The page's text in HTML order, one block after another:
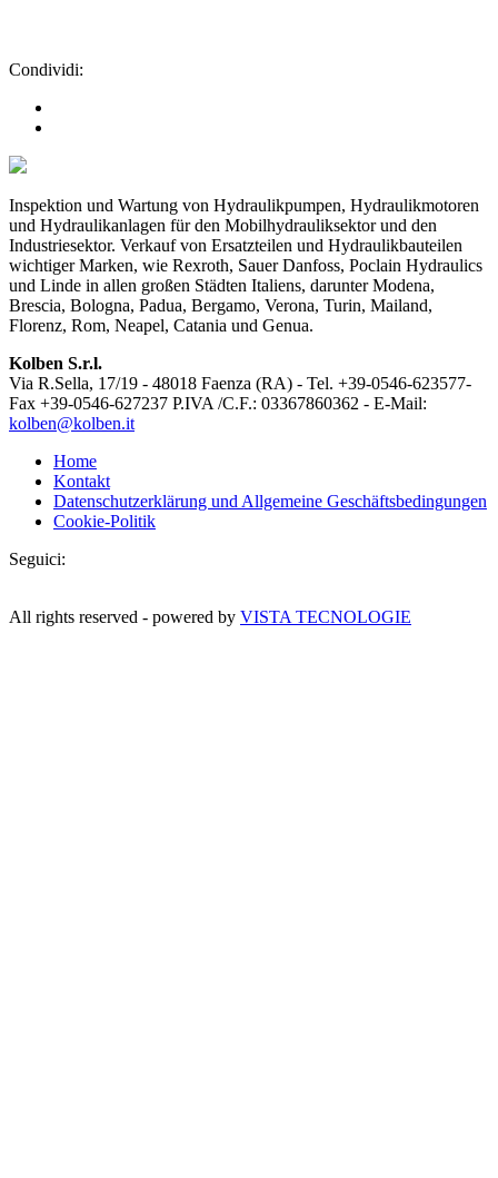
Condividi:
Inspektion und Wartung von Hydraulikpumpen, Hydraulikmotoren
und Hydraulikanlagen für den Mobilhydrauliksektor und den
Industriesektor. Verkauf von Ersatzteilen und Hydraulikbauteilen
wichtiger Marken, wie Rexroth, Sauer Danfoss, Poclain Hydraulics
und Linde in allen großen Städten Italiens, darunter Modena,
Brescia, Bologna, Padua, Bergamo, Verona, Turin, Mailand,
Florenz, Rom, Neapel, Catania und Genua.
Kolben S.r.l.
Via R.Sella, 17/19 - 48018 Faenza (RA) - Tel. +39-0546-623577-
Fax +39-0546-627237 P.IVA /C.F.: 03367860362 - E-Mail:
kolben@kolben.it
Home
Kontakt
Datenschutzerklärung und Allgemeine Geschäftsbedingungen
Cookie-Politik
Seguici:
All rights reserved - powered by VISTA TECNOLOGIE